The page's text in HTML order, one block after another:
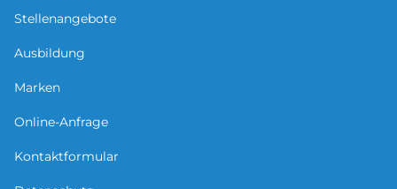
Stellenangebote
Ausbildung
Marken
Online-Anfrage
Kontaktformular